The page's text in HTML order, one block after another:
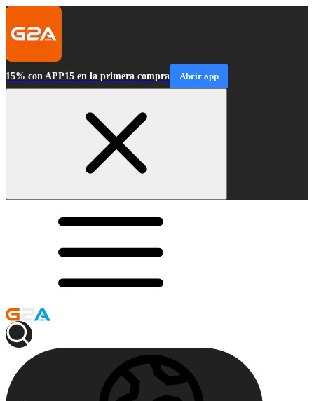
15% con APP15 en la primera compra Abrir app